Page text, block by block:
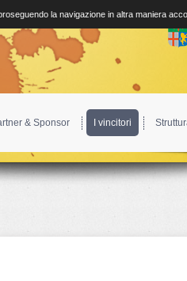
& Sponsor I vincitori
la navigazione in altra maniera